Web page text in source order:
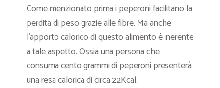
Come menzionato prima i peperoni facilitano la
perdita di peso grazie alle fibre. Ma anche
l’apporto calorico di questo alimento è inerente
a tale aspetto. Ossia una persona che
consuma cento grammi di peperoni presenterà
una resa calorica di circa 22Kcal.